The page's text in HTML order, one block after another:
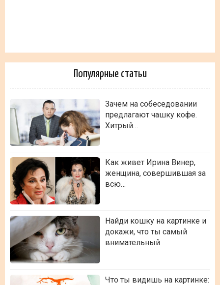
Популярные статьи
Зачем на собеседовании
предлагают чашку кофе.
Хитрый…
Как живет Ирина Винер,
женщина, совершившая за
всю…
Найди кошку на картинке и
докажи, что ты самый
внимательный
Что ты видишь на картинке: